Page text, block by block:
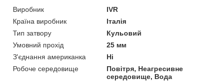
Виробник
IVR
Країна виробник
Італія
Тип затвору
Кульовий
Умовний прохід
25 мм
З'єднання американка
Ні
Робоче середовище
Повітря, Неагресивне
середовище, Вода